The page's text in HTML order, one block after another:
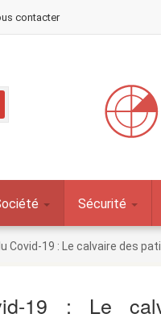
contacter
Sécurité
Covid-19 : Le calvaire des
19 : Le